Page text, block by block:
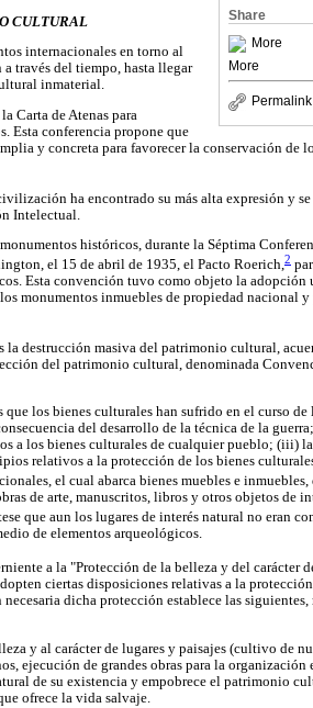
Share
More
More
Permalink
CULTURAL
internacionales en torno al
través del tiempo, hasta llegar
inmaterial.
Carta de Atenas para
Esta conferencia propone que
y concreta para favorecer la conservación de
ha encontrado su más alta expresión y
Intelectual.
históricos, durante la Séptima
el 15 de abril de 1935, el Pacto Roerich,2
Esta convención tuvo como objeto la adopción
monumentos inmuebles de propiedad nacional
la destrucción masiva del patrimonio cultural,
del patrimonio cultural, denominada
que los bienes culturales han sufrido en el curso
del desarrollo de la técnica de la
a los bienes culturales de cualquier pueblo; (iii)
relativos a la protección de los bienes
el cual abarca bienes muebles e inmuebles,
de arte, manuscritos, libros y otros objetos de
que aun los lugares de interés natural no eran
de elementos arqueológicos.
a la "Protección de la belleza y del carácter
ciertas disposiciones relativas a la
dicha protección establece las
y al carácter de lugares y paisajes (cultivo de
ejecución de grandes obras para la
de su existencia y empobrece el patrimonio
ofrece la vida salvaje.